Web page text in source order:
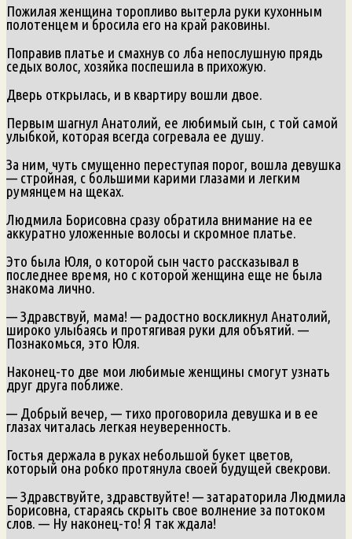
Пожилая женщина торопливо вытерла руки кухонным
полотенцем и бросила его на край раковины.
Поправив платье и смахнув со лба непослушную прядь
седых волос, хозяйка поспешила в прихожую.
Дверь открылась, и в квартиру вошли двое.
Первым шагнул Анатолий, ее любимый сын, с той самой
улыбкой, которая всегда согревала ее душу.
За ним, чуть смущенно переступая порог, вошла девушка
— стройная, с большими карими глазами и легким
румянцем на щеках.
Людмила Борисовна сразу обратила внимание на ее
аккуратно уложенные волосы и скромное платье.
Это была Юля, о которой сын часто рассказывал в
последнее время, но с которой женщина еще не была
знакома лично.
— Здравствуй, мама! — радостно воскликнул Анатолий,
широко улыбаясь и протягивая руки для объятий. —
Познакомься, это Юля.
Наконец-то две мои любимые женщины смогут узнать
друг друга поближе.
— Добрый вечер, — тихо проговорила девушка и в ее
глазах читалась легкая неуверенность.
Гостья держала в руках небольшой букет цветов,
который она робко протянула своей будущей свекрови.
— Здравствуйте, здравствуйте! — затараторила Людмила
Борисовна, стараясь скрыть свое волнение за потоком
слов. — Ну наконец-то! Я так ждала!